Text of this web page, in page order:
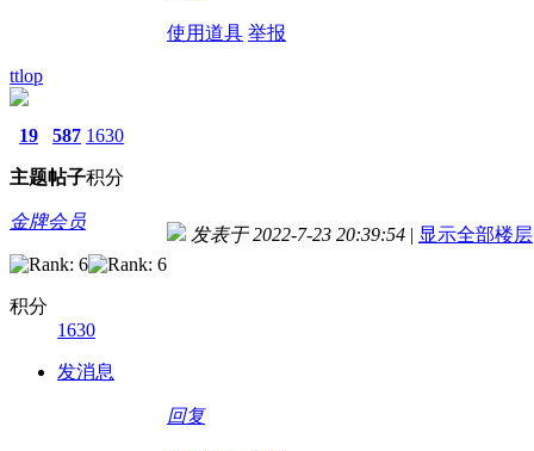
使用道具 举报
ttlop
19
主题
587
帖子
1630
积分
金牌会员
积分
1630
发消息
发表于 2022-7-23 20:39:54 | 显示全部楼层
回复